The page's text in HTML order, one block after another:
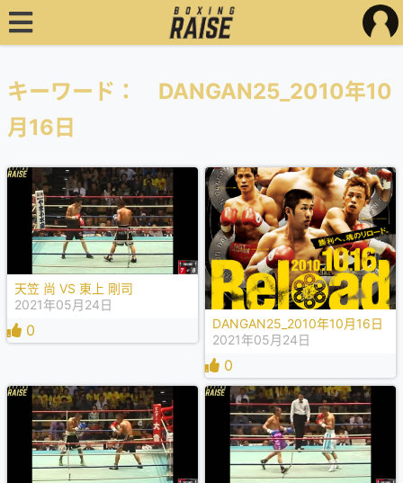
キーワード： DANGAN25_2010年10
月16日
天笠 尚 VS 東上 剛司
2021年05月24日
0
DANGAN25_2010年10月16日
2021年05月24日
0